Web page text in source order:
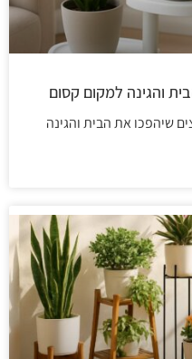
והגינה למקום קסום
שיהפכו את הבית והגינה